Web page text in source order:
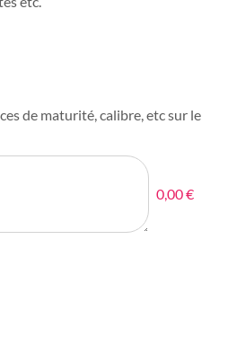
de maturité, calibre, etc sur le
0,00 €